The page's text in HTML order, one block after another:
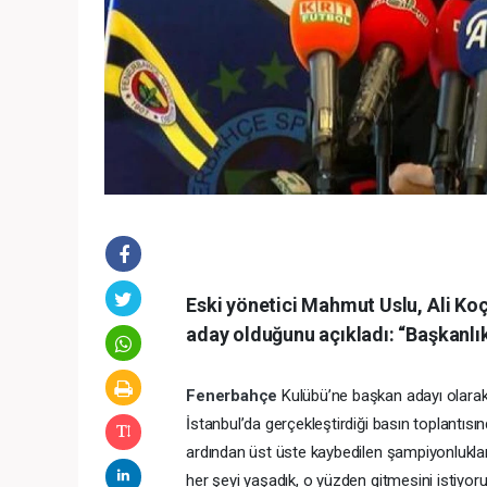
Eski yönetici Mahmut Uslu, Ali
aday olduğunu açıkladı:
Fenerbahçe Kulübü’ne başkan adayı
İstanbul’da gerçekleştirdiği basın
ardından üst üste kaybedilen
her şeyi yaşadık, o yüzden gitmesini